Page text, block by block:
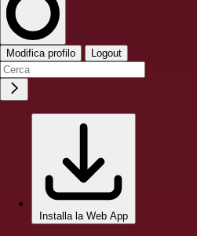
Modifica profilo Logout
Installa la Web App